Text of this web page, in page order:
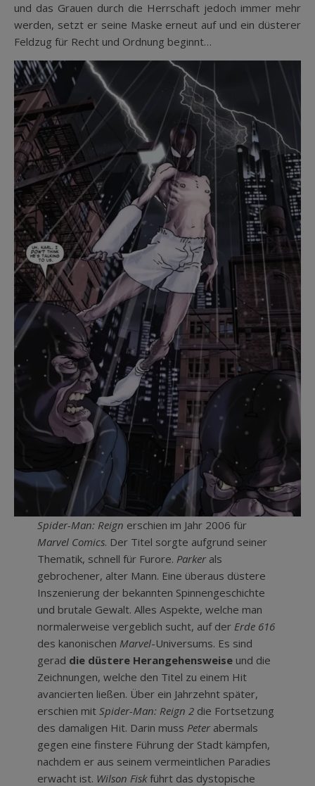
und das Grauen durch die Herrschaft jedoch immer mehr
werden, setzt er seine Maske erneut auf und ein düsterer
Feldzug für Recht und Ordnung beginnt…
Spider-Man: Reign erschien im Jahr 2006 für
Marvel Comics. Der Titel sorgte aufgrund seiner
Thematik, schnell für Furore. Parker als
gebrochener, alter Mann. Eine überaus düstere
Inszenierung der bekannten Spinnengeschichte
und brutale Gewalt. Alles Aspekte, welche man
normalerweise vergeblich sucht, auf der Erde 616
des kanonischen Marvel-Universums. Es sind
gerad die düstere Herangehensweiseund die
Zeichnungen, welche den Titel zu einem Hit
avancierten ließen. Über ein Jahrzehnt später,
erschien mit Spider-Man: Reign 2die Fortsetzung
des damaligen Hit. Darin muss Peter abermals
gegen eine finstere Führung der Stadt kämpfen,
nachdem er aus seinem vermeintlichen Paradies
erwacht ist. Wilson Fiskführt das dystopische